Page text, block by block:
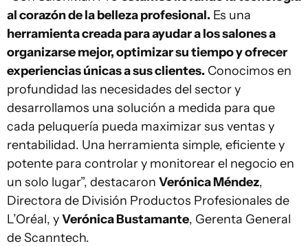
al corazón de la belleza profesional. Es una
herramienta creada para ayudar a los salones a
organizarse mejor, optimizar su tiempo y ofrecer
experiencias únicas a sus clientes. Conocimos en
profundidad las necesidades del sector y
desarrollamos una solución a medida para que
cada peluquería pueda maximizar sus ventas y
rentabilidad. Una herramienta simple, eficiente y
potente para controlar y monitorear el negocio en
un solo lugar”, destacaron Verónica Méndez,
Directora de División Productos Profesionales de
L’Oréal, yVerónica Bustamante, Gerenta General
de Scanntech.